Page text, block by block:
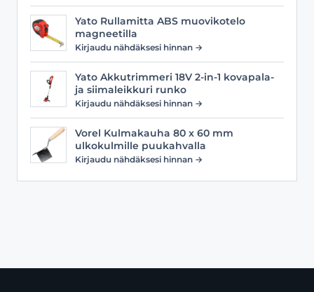
Yato Rullamitta ABS muovikotelo
magneetilla
Kirjaudu nähdäksesi hinnan →
Yato Akkutrimmeri 18V 2-in-1 kovapala-
ja siimaleikkuri runko
Kirjaudu nähdäksesi hinnan →
Vorel Kulmakauha 80 x 60 mm
ulkokulmille puukahvalla
Kirjaudu nähdäksesi hinnan →